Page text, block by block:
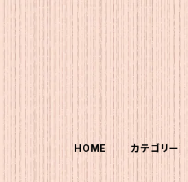
HOME カテゴリー